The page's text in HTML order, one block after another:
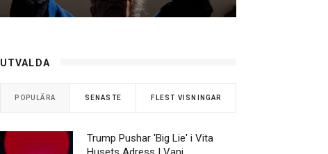
UTVALDA
POPULÄRA SENASTE FLEST VISNINGAR
Trump Pushar 'Big Lie' i Vita